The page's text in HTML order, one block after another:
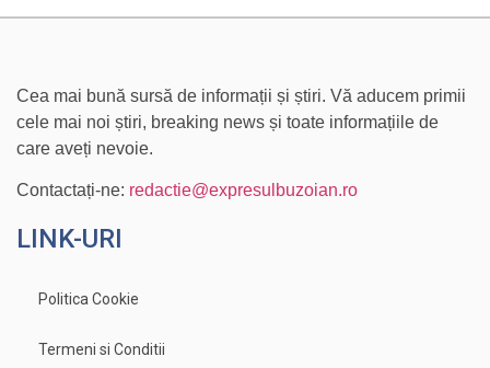
Cea mai bună sursă de informații și știri. Vă aducem primii
cele mai noi știri, breaking news și toate informațiile de
care aveți nevoie.
Contactați-ne: redactie@expresulbuzoian.ro
LINK-URI
Politica Cookie
Termeni si Conditii